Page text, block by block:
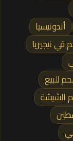
أندونيسيا
نيجيريا
للبيع
الشيشة